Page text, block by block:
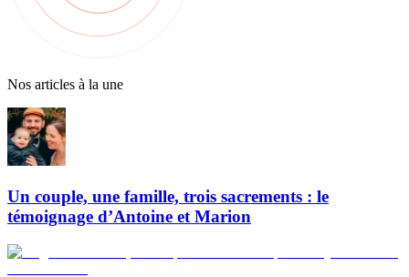
Nos articles à la une
Un couple, une famille, trois sacrements : le
témoignage d’Antoine et Marion